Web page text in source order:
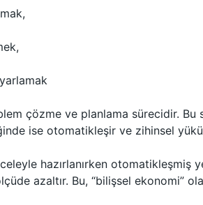
çözme ve planlama sürecidir.
ise otomatikleşir ve zihinsel yükü
hazırlanırken otomatikleşmiş
azaltır. Bu, “bilişsel ekonomi”